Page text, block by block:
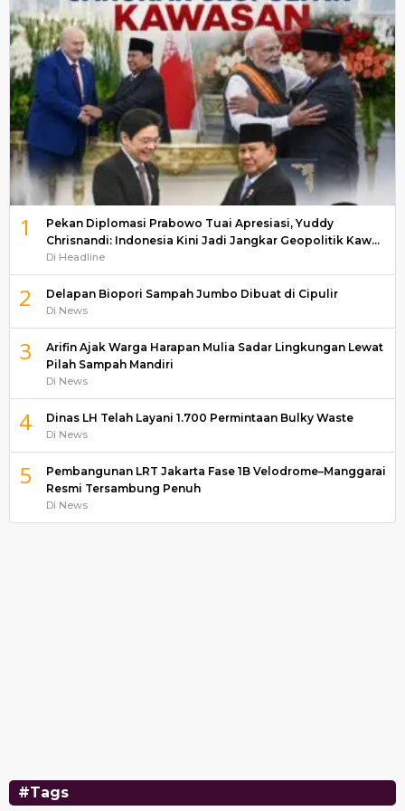
1
Pekan Diplomasi Prabowo Tuai Apresiasi, Yuddy
Chrisnandi: Indonesia Kini Jadi Jangkar Geopolitik Kaw…
Di Headline
2 Delapan Biopori Sampah Jumbo Dibuat di Cipulir
Di News
3
Arifin Ajak Warga Harapan Mulia Sadar Lingkungan Lewat
Pilah Sampah Mandiri
Di News
4 Dinas LH Telah Layani 1.700 Permintaan Bulky Waste
Di News
5
Pembangunan LRT Jakarta Fase 1B Velodrome–Manggarai
Resmi Tersambung Penuh
Di News
#Tags